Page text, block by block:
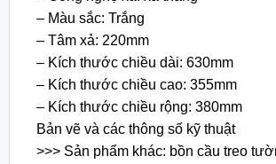
– Màu sắc: Trắng
– Tâm xả: 220mm
– Kích thước chiều dài: 630mm
– Kích thước chiều cao: 355mm
– Kích thước chiều rộng: 380mm
Bản vẽ và các thông số kỹ thuật
>>> Sản phẩm khác: bồn cầu treo